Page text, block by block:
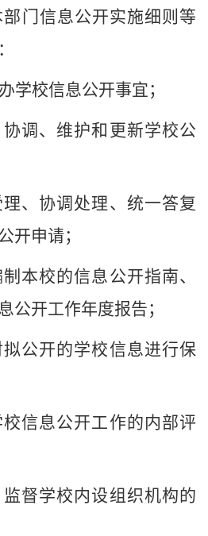
门信息公开实施细则等
学校信息公开事宜；
协调、维护和更新学校公
理、协调处理、统一答复
开申请；
本校的信息公开指南、
公开工作年度报告；
拟公开的学校信息进行保
校信息公开工作的内部评
监督学校内设组织机构的